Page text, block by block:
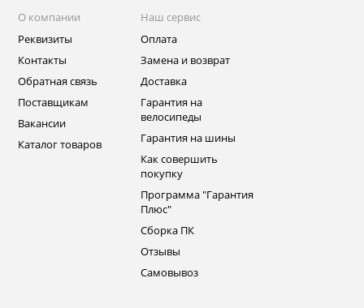
О компании
Реквизиты
Контакты
Обратная связь
Поставщикам
Вакансии
Каталог товаров
Наш сервис
Оплата
Замена и возврат
Доставка
Гарантия на
велосипеды
Гарантия на шины
Как совершить
покупку
Программа "Гарантия
Плюс"
Сборка ПК
Отзывы
Самовывоз